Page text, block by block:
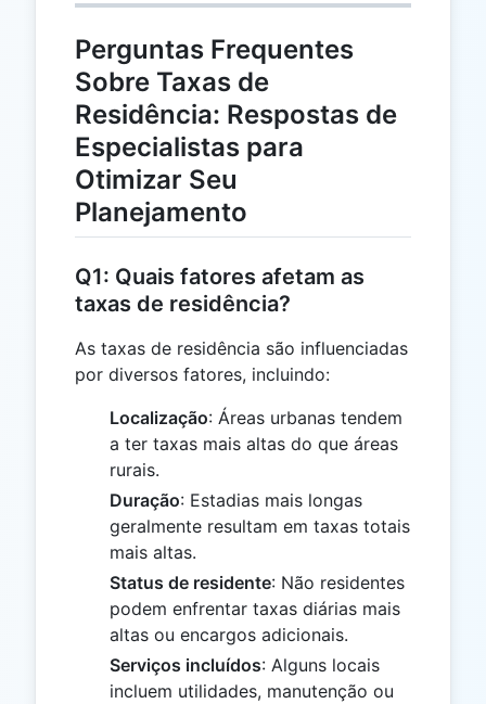
Perguntas Frequentes
Sobre Taxas de
Residência: Respostas de
Especialistas para
Otimizar Seu
Planejamento
Q1: Quais fatores afetam as
taxas de residência?
As taxas de residência são influenciadas
por diversos fatores, incluindo:
Localização: Áreas urbanas tendem
a ter taxas mais altas do que áreas
rurais.
Duração: Estadias mais longas
geralmente resultam em taxas totais
mais altas.
Status de residente: Não residentes
podem enfrentar taxas diárias mais
altas ou encargos adicionais.
Serviços incluídos: Alguns locais
incluem utilidades, manutenção ou